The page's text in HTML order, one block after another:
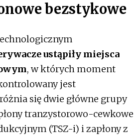
bezstykowe
ustąpiły miejsca
, w których moment
jest
się dwie główne grupy
tranzystorowo-cewkowe
(TSZ-i) i zapłony z